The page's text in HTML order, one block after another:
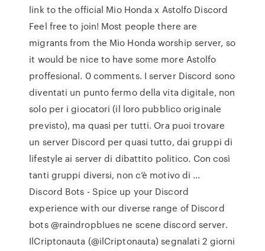
link to the official Mio Honda x Astolfo Discord
Feel free to join! Most people there are
migrants from the Mio Honda worship server, so
it would be nice to have some more Astolfo
proffesional. 0 comments. I server Discord sono
diventati un punto fermo della vita digitale, non
solo per i giocatori (il loro pubblico originale
previsto), ma quasi per tutti. Ora puoi trovare
un server Discord per quasi tutto, dai gruppi di
lifestyle ai server di dibattito politico. Con così
tanti gruppi diversi, non c’è motivo di …
Discord Bots - Spice up your Discord
experience with our diverse range of Discord
bots @raindropbIues ne scene discord server.
IlCriptonauta (@ilCriptonauta) segnalati 2 giorni